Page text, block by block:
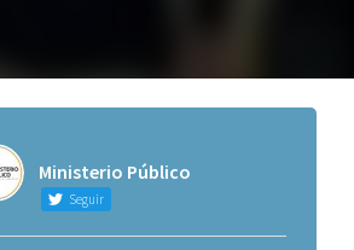
Ministerio Público
Seguir